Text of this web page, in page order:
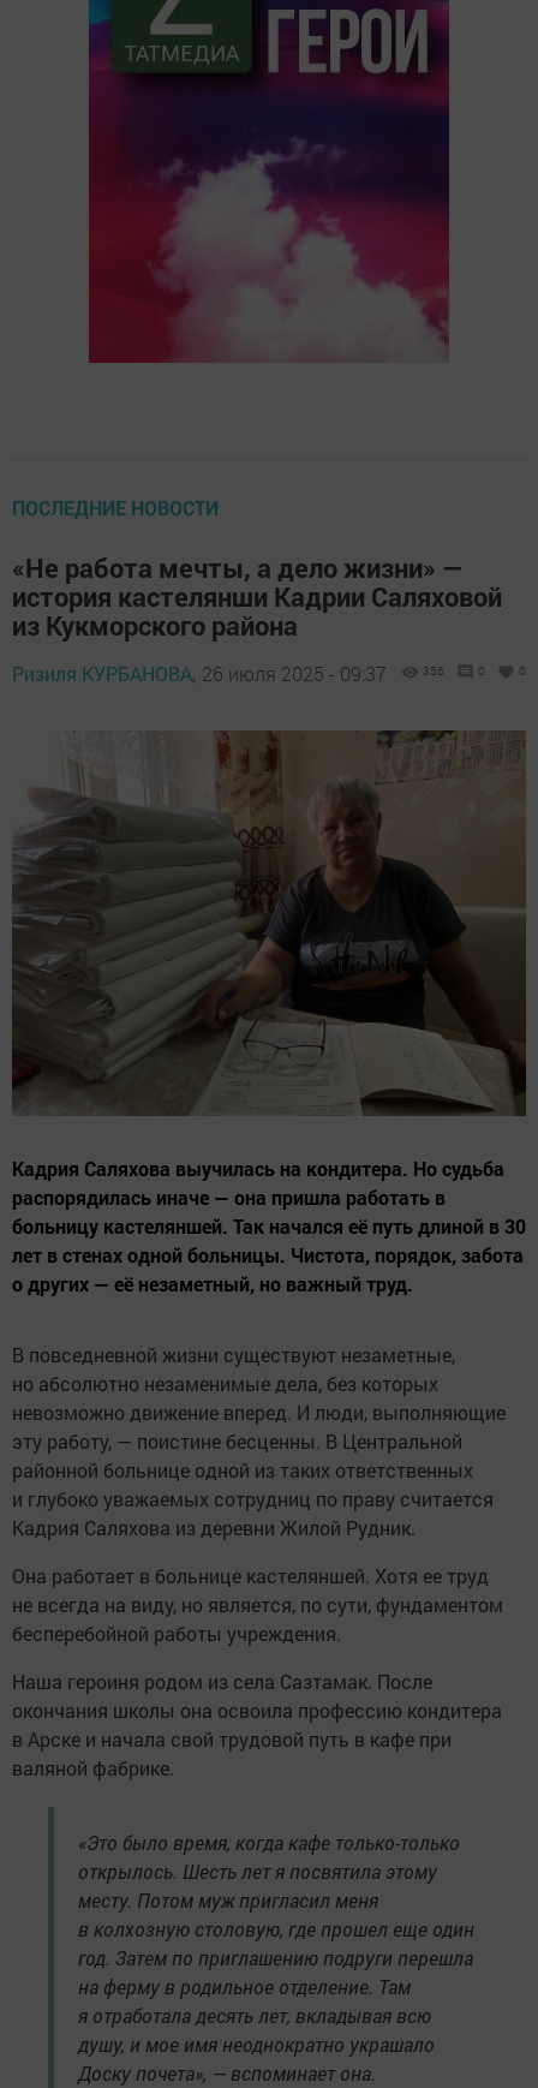
ПОСЛЕДНИЕ НОВОСТИ
«Не работа мечты, а дело жизни» —
история кастелянши Кадрии Саляховой
из Кукморского района
Ризиля КУРБАНОВА, 26 июля 2025 - 09:37 356 0 0
Кадрия Саляхова выучилась на кондитера. Но судьба
распорядилась иначе — она пришла работать в
больницу кастеляншей. Так начался её путь длиной в 30
лет в стенах одной больницы. Чистота, порядок, забота
о других — её незаметный, но важный труд.
В повседневной жизни существуют незаметные,
но абсолютно незаменимые дела, без которых
невозможно движение вперед. И люди, выполняющие
эту работу, — поистине бесценны. В Центральной
районной больнице одной из таких ответственных
и глубоко уважаемых сотрудниц по праву считается
Кадрия Саляхова из деревни Жилой Рудник.
Она работает в больнице кастеляншей. Хотя ее труд
не всегда на виду, но является, по сути, фундаментом
бесперебойной работы учреждения.
Наша героиня родом из села Сазтамак. После
окончания школы она освоила профессию кондитера
в Арске и начала свой трудовой путь в кафе при
валяной фабрике.
«Это было время, когда кафе только-только
открылось. Шесть лет я посвятила этому
месту. Потом муж пригласил меня
в колхозную столовую, где прошел еще один
год. Затем по приглашению подруги перешла
на ферму в родильное отделение. Там
я отработала десять лет, вкладывая всю
душу, и мое имя неоднократно украшало
Доску почета», — вспоминает она.